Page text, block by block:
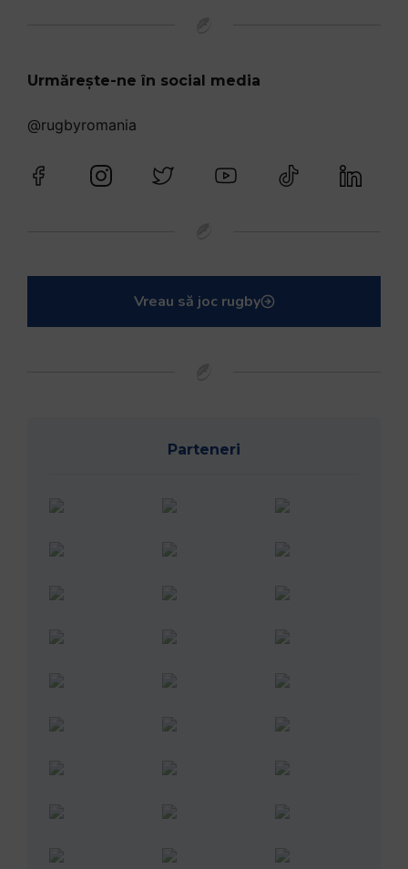
Urmărește-ne în social media
@rugbyromania
Vreau să joc rugby
Parteneri